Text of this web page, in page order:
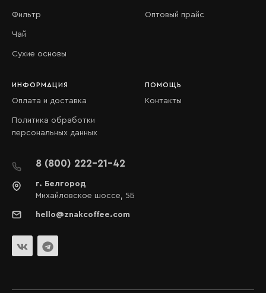
Фильтр
Чай
Сухие основы
Оптовый прайс
ИНФОРМАЦИЯ
Оплата и доставка
Политика обработки
персональных данных
ПОМОЩЬ
Контакты
8 (800) 222-21-42
г. Белгород
Михайловское шоссе, 5Б
hello@znakcoffee.com